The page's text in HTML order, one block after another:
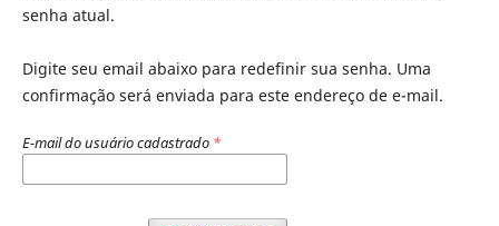
senha atual.
Digite seu email abaixo para redefinir sua senha. Uma
confirmação será enviada para este endereço de e-mail.
E-mail do usuário cadastrado *